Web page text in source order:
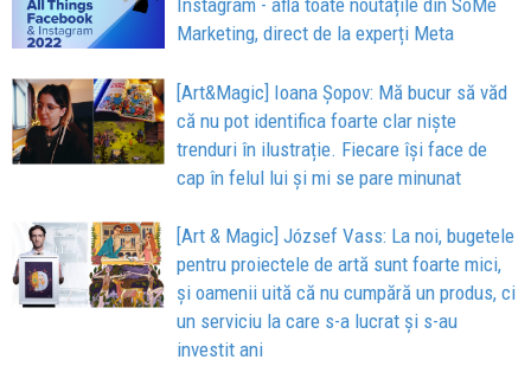
Instagram - află toate noutățile din SoMe
Marketing, direct de la experți Meta
[Art&Magic] Ioana Șopov: Mă bucur să văd
că nu pot identifica foarte clar niște
trenduri în ilustrație. Fiecare își face de
cap în felul lui și mi se pare minunat
[Art & Magic] József Vass: La noi, bugetele
pentru proiectele de artă sunt foarte mici,
și oamenii uită că nu cumpără un produs, ci
un serviciu la care s-a lucrat și s-au
investit ani